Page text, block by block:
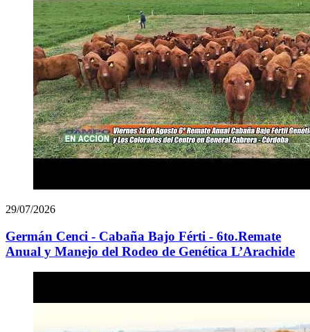
29/07/2026
Germán Cenci - Cabaña Bajo Férti - 6to.Remate
Anual y Manejo del Rodeo de Genética L’Arachide